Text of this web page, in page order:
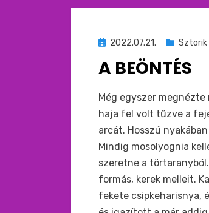
Beküldve
:
2022.07.21. Sztorik
A BEÖNTÉS
bymonkey
Még egyszer
haja fel volt tűzve a
arcát. Hosszú
Mindig mosolyognia
szeretne a
formás, kerek melleit.
fekete csipkeharisnya,